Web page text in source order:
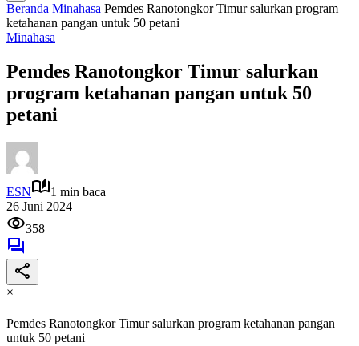
Beranda Minahasa Pemdes Ranotongkor Timur salurkan program
ketahanan pangan untuk 50 petani
Minahasa
Pemdes Ranotongkor Timur salurkan
program ketahanan pangan untuk 50
petani
ESN
1 min baca
26 Juni 2024
358
×
Pemdes Ranotongkor Timur salurkan program ketahanan pangan
untuk 50 petani